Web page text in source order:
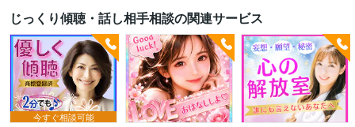
じっくり傾聴・話し相手相談の関連サービス
今すぐ相談可能